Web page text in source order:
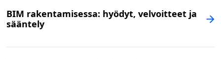
BIM rakentamisessa: hyödyt, velvoitteet ja
sääntely